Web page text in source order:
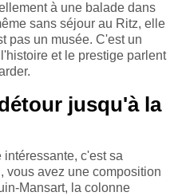
à une balade dans
sans séjour au Ritz, elle
pas un musée. C'est un
et le prestige parlent
jusqu'à la
c'est sa
avez une composition
Mansart, la colonne